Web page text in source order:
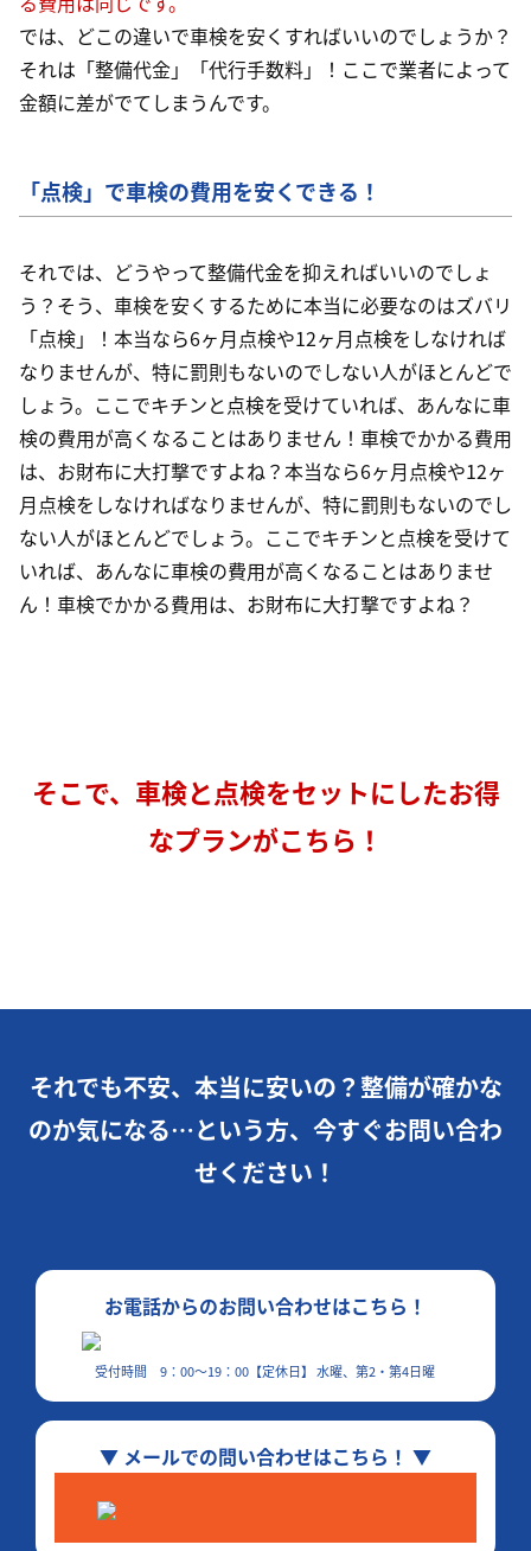
では、どこの違いで車検を安くすればいいのでしょうか？
それは「整備代金」「代行手数料」！ここで業者によって
金額に差がでてしまうんです。
「点検」で車検の費用を安くできる！
それでは、どうやって整備代金を抑えればいいのでしょ
う？そう、車検を安くするために本当に必要なのはズバリ
「点検」！本当なら6ヶ月点検や12ヶ月点検をしなければ
なりませんが、特に罰則もないのでしない人がほとんどで
しょう。ここでキチンと点検を受けていれば、あんなに車
検の費用が高くなることはありません！車検でかかる費用
は、お財布に大打撃ですよね？本当なら6ヶ月点検や12ヶ
月点検をしなければなりませんが、特に罰則もないのでし
ない人がほとんどでしょう。ここでキチンと点検を受けて
いれば、あんなに車検の費用が高くなることはありませ
ん！車検でかかる費用は、お財布に大打撃ですよね？
そこで、車検と点検をセットにしたお得
なプランがこちら！
それでも不安、本当に安いの？ 整備が確かな
のか気になる…という方、 今すぐお問い合わ
せください！
お電話からのお問い合わせはこちら！
受付時間 9：00～19：00【定休日】 水曜、第2・第4日曜
▼ メールでの問い合わせはこちら！ ▼